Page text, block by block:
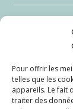
Pour offrir les
telles que les
appareils. Le fait
traiter des